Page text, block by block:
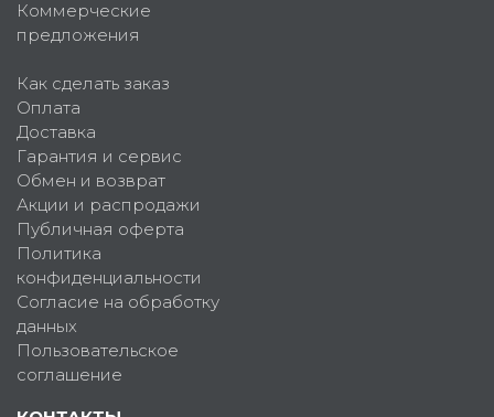
Коммерческие
предложения
Как сделать заказ
Оплата
Доставка
Гарантия и сервис
Обмен и возврат
Акции и распродажи
Публичная оферта
Политика
конфиденциальности
Согласие на обработку
данных
Пользовательское
соглашение